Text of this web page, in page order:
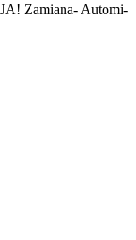
Zamiana- Automi-